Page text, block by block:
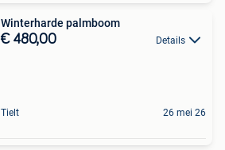
Winterharde palmboom
€ 480,00 Details
Tielt 26 mei 26